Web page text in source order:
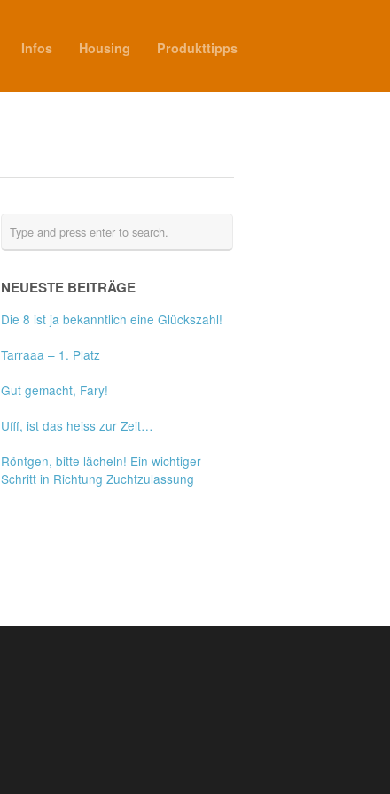
Infos Housing Produkttipps
NEUESTE BEITRÄGE
Die 8 ist ja bekanntlich eine Glückszahl!
Tarraaa – 1. Platz
Gut gemacht, Fary!
Ufff, ist das heiss zur Zeit…
Röntgen, bitte lächeln! Ein wichtiger
Schritt in Richtung Zuchtzulassung